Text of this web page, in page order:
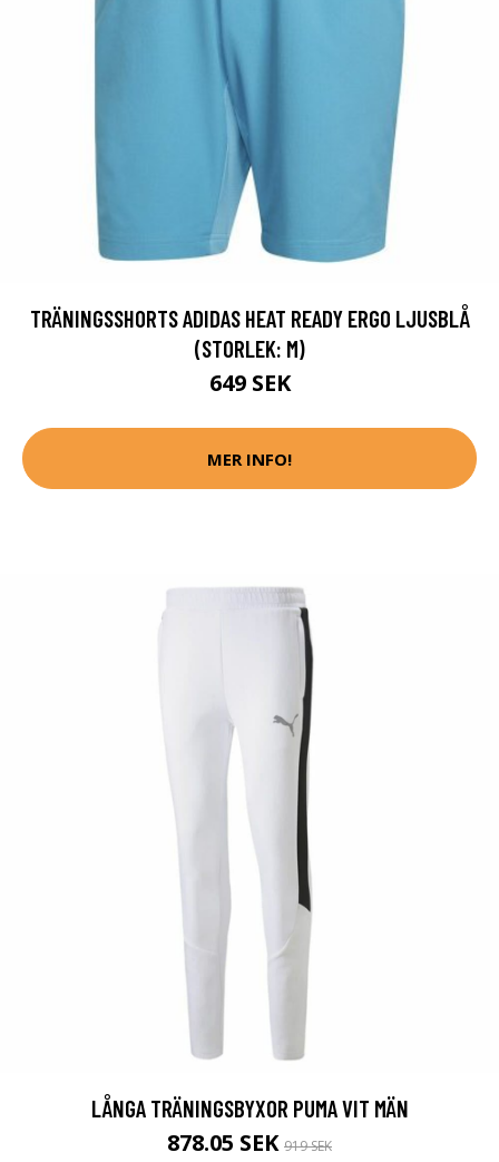
TRÄNINGSSHORTS ADIDAS HEAT READY ERGO LJUSBLÅ
(STORLEK: M)
649 SEK
MER INFO!
LÅNGA TRÄNINGSBYXOR PUMA VIT MÄN
878.05 SEK 919 SEK